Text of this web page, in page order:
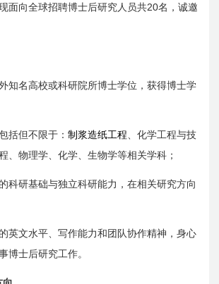
面向全球招聘博士后研究人员共20名，诚邀
知名高校或科研院所博士学位，获得博士学
括但不限于：制浆造纸工程 、化学工程与技
、物理学、化学、生物学等相关学科；
科研基础与独立科研能力，在相关研究方向
英文水平、写作能力和团队协作精神，身心
博士后研究工作。